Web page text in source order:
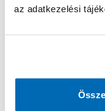
az adatkezelési